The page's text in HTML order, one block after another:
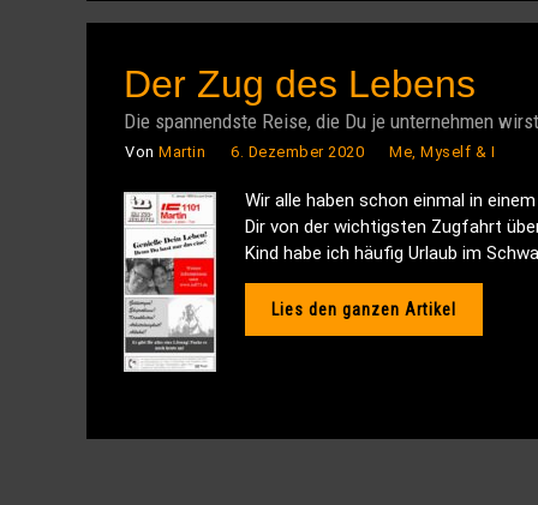
Der Zug des Lebens
Die spannendste Reise, die Du je unternehmen wirst
Von Martin 6. Dezember 2020 Me, Myself & I
Wir alle haben schon einmal in
Dir von der wichtigsten Zugfahrt
Kind habe ich häufig Urlaub im
Lies den ganzen Artikel